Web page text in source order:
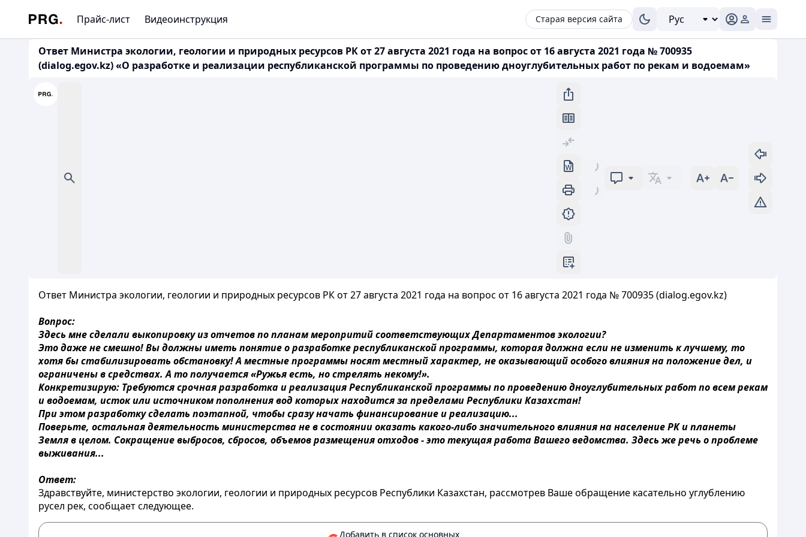
Прайс-лист Видеоинструкция Старая версия сайта
Ответ Министра экологии, геологии и природных ресурсов РК от 27 августа 2021 года на вопрос от 16 августа 2021 года № 700935
(dialog.egov.kz) «О разработке и реализации республиканской программы по проведению дноуглубительных работ по рекам и водоемам»
Ответ Министра экологии, геологии и природных ресурсов РК от 27 августа 2021 года на вопрос от 16 августа 2021 года № 700935 (dialog.egov.kz)
Вопрос:
Здесь мне сделали выкопировку из отчетов по планам меропритий соответствующих Департаментов экологии?
Это даже не смешно! Вы должны иметь понятие о разработке республиканской программы, которая должна если не изменить к лучшему, то
хотя бы стабилизировать обстановку! А местные программы носят местный характер, не оказывающий особого влияния на положение дел, и
ограничены в средствах. А то получается «Ружья есть, но стрелять некому!».
Конкретизирую: Требуются срочная разработка и реализация Республиканской программы по проведению дноуглубительных работ по всем рекам
и водоемам, исток или источником пополнения вод которых находится за пределами Республики Казахстан!
При этом разработку сделать поэтапной, чтобы сразу начать финансирование и реализацию...
Поверьте, остальная деятельность министерства не в состоянии оказать какого-либо значительного влияния на население РК и планеты
Земля в целом. Сокращение выбросов, сбросов, объемов размещения отходов - это текущая работа Вашего ведомства. Здесь же речь о проблеме
выживания...
Ответ:
Здравствуйте, министерство экологии, геологии и природных ресурсов Республики Казахстан, рассмотрев Ваше обращение касательно углублению
русел рек, сообщает следующее.
Добавить в список основных